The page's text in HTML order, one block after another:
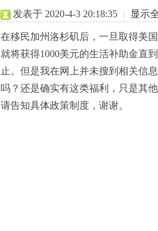
发表于 2020-4-3 20:18:35 | 显示
在移民加州洛杉矶后，一旦取得美
就将获得1000美元的生活补助金直
止。但是我在网上并未搜到相关信
吗？还是确实有这类福利，只是其
请告知具体政策制度，谢谢。